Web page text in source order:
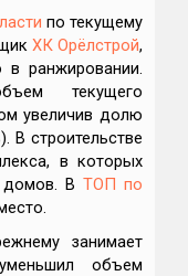
по текущему
ХК Орёлстрой,
в ранжировании.
текущего
увеличив долю
В строительстве
в которых
домов. В ТОП по
занимает
объем